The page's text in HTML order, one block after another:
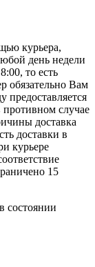
курьера,
день недели
то есть
обязательно Вам
предоставляется
противном случае
доставка
доставки в
курьере
15
состоянии